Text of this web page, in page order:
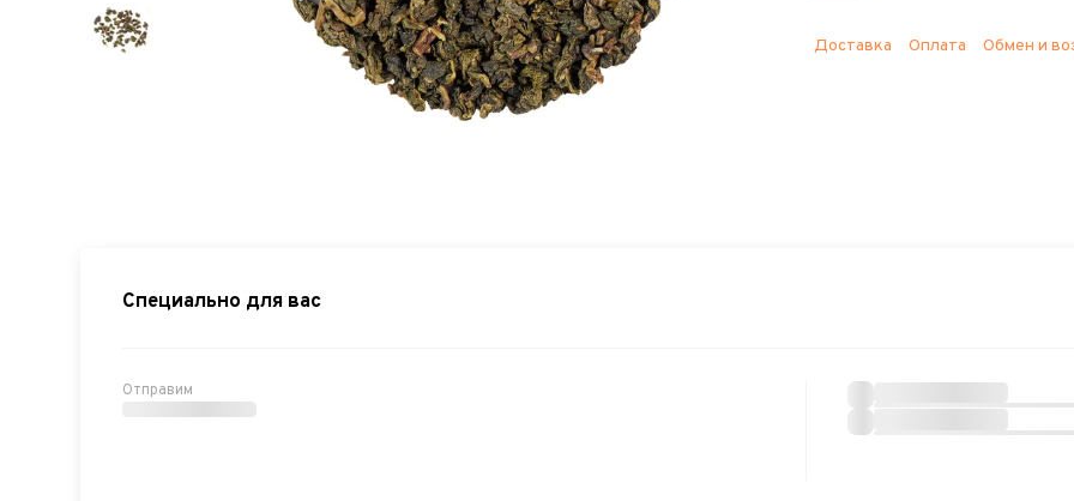
Доставка Оплата Обмен и
Специально для вас
Отправим